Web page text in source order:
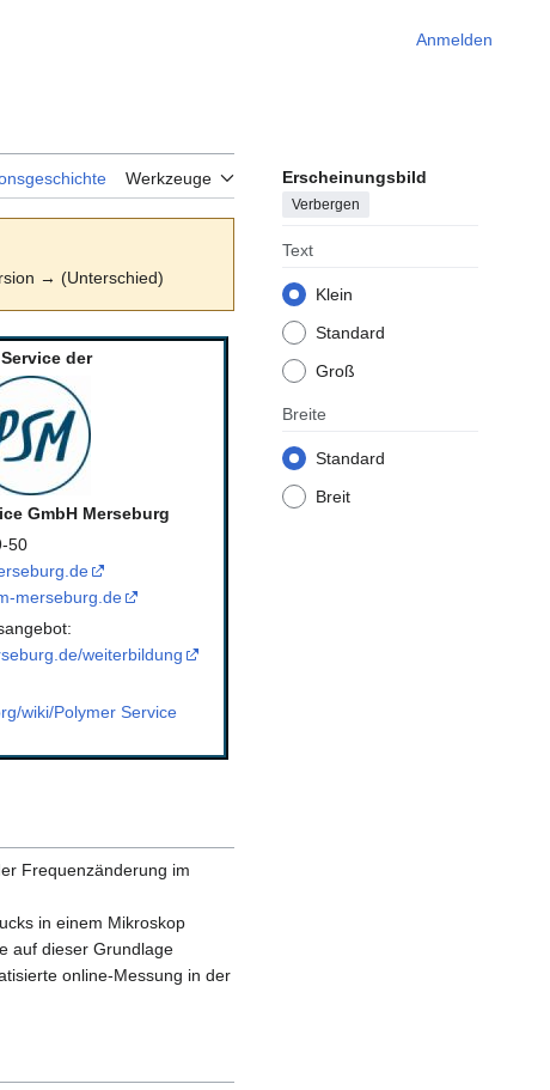
Anmelden
Werkzeuge Erscheinungsbild
Verbergen
Text
Klein
Standard
Groß
Breite
Standard
Breit
→ (Unterschied)
der
GmbH Merseburg
50
merseburg.de
weiterbildung
wiki/Polymer Service
Frequenzänderung im
in einem Mikroskop
auf dieser Grundlage
online-Messung in der